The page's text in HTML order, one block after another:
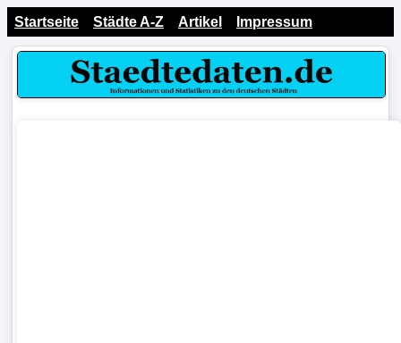
Startseite Städte A-Z Artikel Impressum